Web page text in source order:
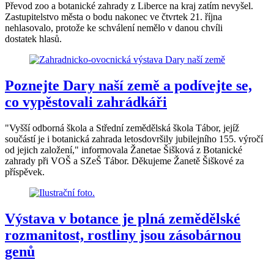
Převod zoo a botanické zahrady z Liberce na kraj zatím nevyšel.
Zastupitelstvo města o bodu nakonec ve čtvrtek 21. října
nehlasovalo, protože ke schválení nemělo v danou chvíli
dostatek hlasů.
Poznejte Dary naší země a podívejte se,
co vypěstovali zahrádkáři
"Vyšší odborná škola a Střední zemědělská škola Tábor, jejíž
součástí je i botanická zahrada letosdovršily jubilejního 155. výročí
od jejich založení," informovala Žanetae Šišková z Botanické
zahrady při VOŠ a SZeŠ Tábor. Děkujeme Žanetě Šiškové za
příspěvek.
Výstava v botance je plná zemědělské
rozmanitost, rostliny jsou zásobárnou
genů